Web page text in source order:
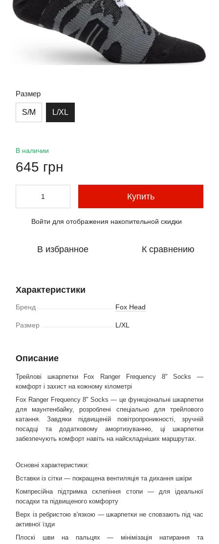
Размер
S/M L/XL
В наличии
645 грн
Купить
Войти для отображения накопительной скидки
В избранное К сравнению
Характеристики
Бренд Fox Head
Размер L/XL
Описание
Трейлові шкарпетки Fox Ranger Frequency 8" Socks —
комфорт і захист на кожному кілометрі
Fox Ranger Frequency 8" Socks — це функціональні шкарпетки
для маунтенбайку, розроблені спеціально для трейлового
катання. Завдяки підвищеній повітропроникності, зручній
посадці та додатковому амортизуванню, ці шкарпетки
забезпечують комфорт навіть на найскладніших маршрутах.
Основні характеристики:
Вставки із сітки — покращена вентиляція та дихання шкіри
Компресійна підтримка склепіння стопи — для ідеальної
посадки та підвищеного комфорту
Верх із ребристою в'язкою — шкарпетки не сповзають під час
активної їзди
Плоскі шви на пальцях — мінімізація натирання та